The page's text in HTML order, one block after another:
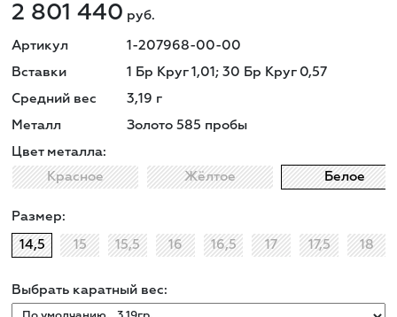
2 801 440 руб.
Артикул 1-207968-00-00
Вставки 1 Бр Круг 1,01; 30 Бр Круг 0,57
Средний вес 3,19 г
Металл Золото 585 пробы
Цвет металла:
Красное Жёлтое Белое
Размер:
14,5 15 15,5 16 16,5 17 17,5 18
Выбрать каратный вес: